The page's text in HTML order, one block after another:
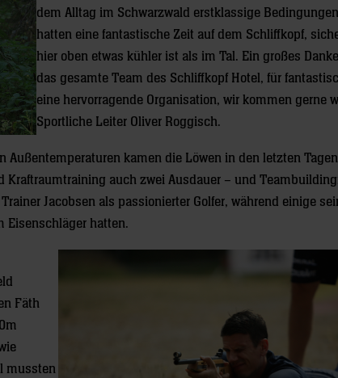
dem Alltag im Schwarzwald erstklassige
hatten eine fantastische Zeit auf dem Schliffkopf,
hier oben etwas kühler ist als im Tal. Ein großes
das gesamte Team des Schliffkopf Hotel, für
eine hervorragende Organisation, wir kommen gerne
Sportliche Leiter Oliver Roggisch.
kamen die Löwen in den letzten
Kraftraumtraining auch zwei Ausdauer – und
Jacobsen als passionierter Golfer, während einige
Eisenschläger hatten.
Fäth
mussten